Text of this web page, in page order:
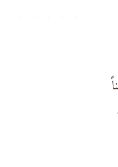
· · · · ·